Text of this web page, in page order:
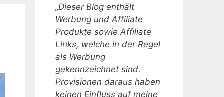
„Dieser Blog enthält
Werbung und Affiliate
Produkte sowie Affiliate
Links, welche in der Regel
als Werbung
gekennzeichnet sind.
Provisionen daraus haben
keinen Einfluss auf meine